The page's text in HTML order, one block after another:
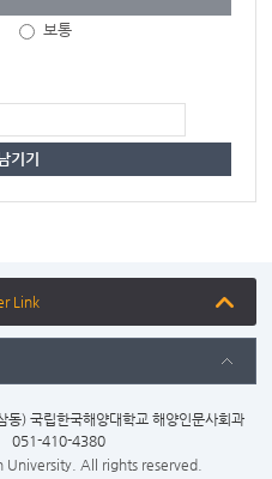
보통
Link
) 국립한국해양대학교 해양인문사회과
051-410-4380
All rights reserved.